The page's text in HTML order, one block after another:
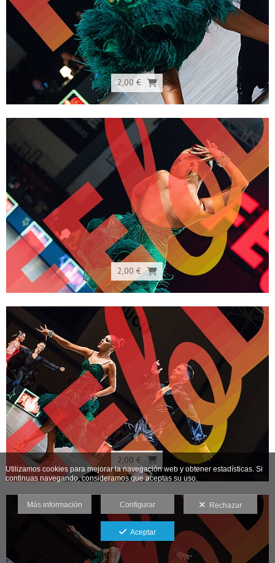
2,00 €
2,00 €
2,00 €
Utilizamos cookies para mejorar la navegación web y obtener estadísticas. Si
continuas navegando, consideramos que aceptas su uso.
Más información Configurar Rechazar
Aceptar